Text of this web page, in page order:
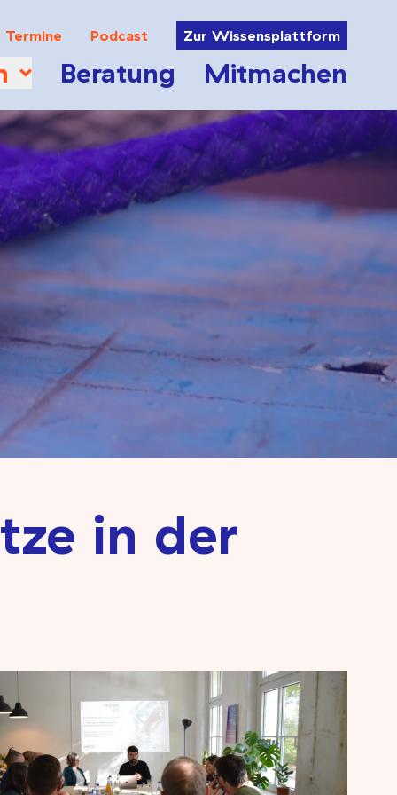
Termine Podcast Zur Wissensplattform
Beratung Mitmachen
in der